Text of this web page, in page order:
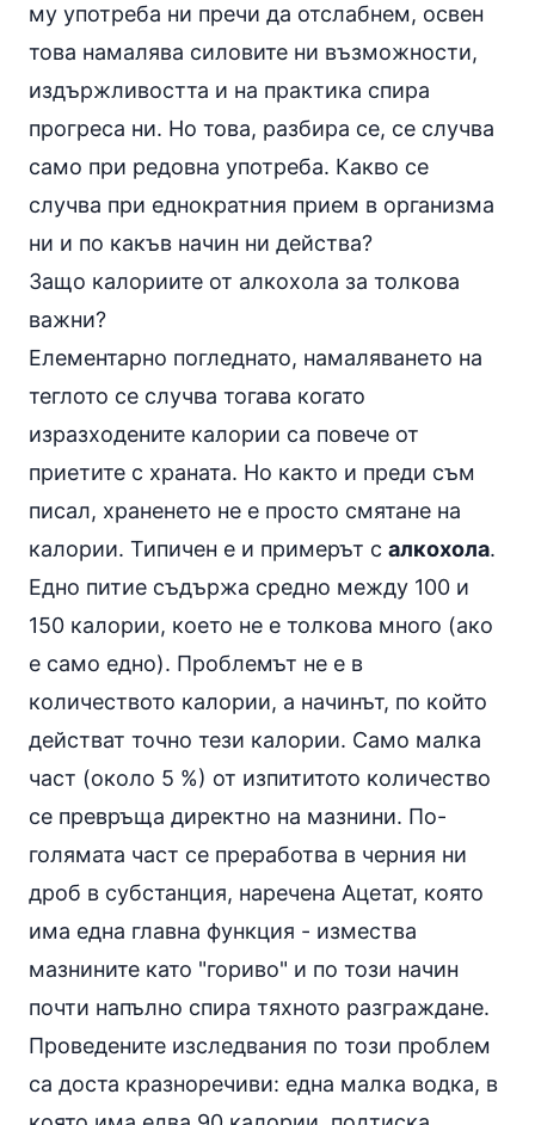
му употреба ни пречи да отслабнем, освен
това намалява силовите ни възможности,
издържливостта и на практика спира
прогреса ни. Но това, разбира се, се случва
само при редовна употреба. Какво се
случва при еднократния прием в организма
ни и по какъв начин ни действа?
Защо калориите от алкохола за толкова
важни?
Елементарно погледнато, намаляването на
теглото се случва тогава когато
изразходените калории са повече от
приетите с храната. Но както и преди съм
писал, храненето не е просто смятане на
калории. Типичен е и примерът с алкохола.
Едно питие съдържа средно между 100 и
150 калории, което не е толкова много (ако
е само едно). Проблемът не е в
количеството калории, а начинът, по който
действат точно тези калории. Само малка
част (около 5 %) от изпититото количество
се превръща директно на мазнини. По-
голямата част се преработва в черния ни
дроб в субстанция, наречена Ацетат, която
има една главна функция - измества
мазнините като "гориво" и по този начин
почти напълно спира тяхното разграждане.
Проведените изследвания по този проблем
са доста кразноречиви: една малка водка, в